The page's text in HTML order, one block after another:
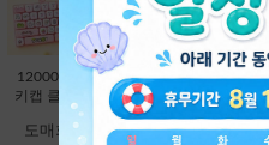
12000 26구 대왕
키캡 클리커 키링-
랜덤 [C2-913191]
도매회원전용
12000 대왕 딸깍
이 키캡 키링 26
구-랜덤 [C2-8251
63]
도매회원전용